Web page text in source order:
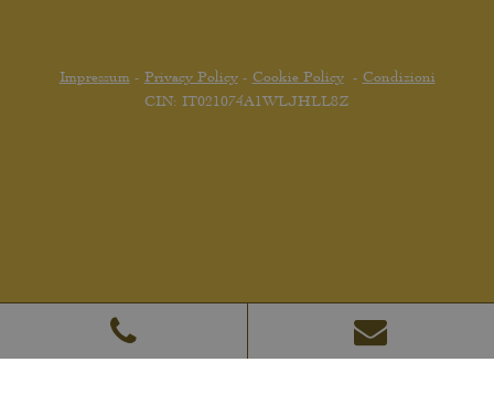
Impressum- Privacy Policy- Cookie Policy- Condizioni
CIN: IT021074A1WLJHLL8Z